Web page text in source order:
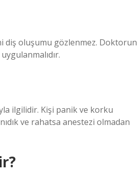
diş oluşumu gözlenmez. Doktorun
ilgilidir. Kişi panik ve korku
ve rahatsa anestezi olmadan